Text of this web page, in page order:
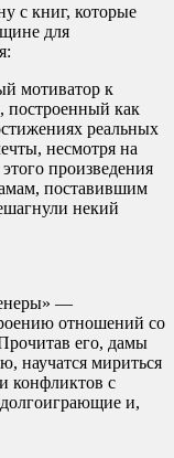
с книг, которые
для
мотиватор к
построенный как
реальных
несмотря на
произведения
поставившим
некий
—
отношений со
его, дамы
научатся мириться
конфликтов с
и,